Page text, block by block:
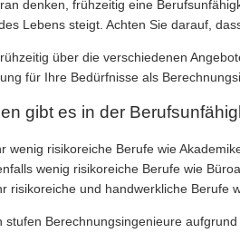
denken, frühzeitig eine
Lebens steigt. Achten Sie darauf,
über die verschiedenen
für Ihre Bedürfnisse als
gibt es in der
wenig risikoreiche Berufe wie
wenig risikoreiche Berufe wie
risikoreiche und handwerkliche Berufe
stufen Berechnungsingenieure